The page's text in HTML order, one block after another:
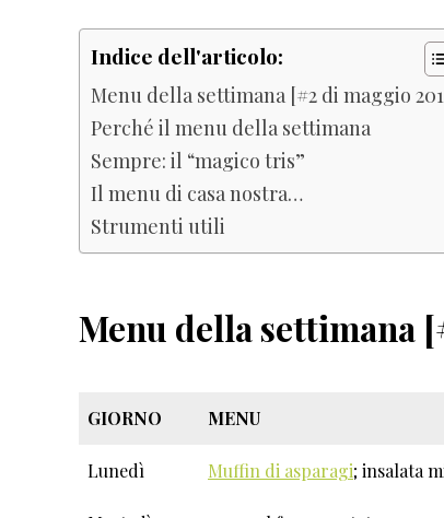
Indice dell'articolo:
Menu della settimana [#2 di maggio
Perché il menu della settimana
Sempre: il “magico tris”
Il menu di casa nostra…
Strumenti utili
Menu della settimana
GIORNO MENU
Lunedì Muffin di asparagi; insalata